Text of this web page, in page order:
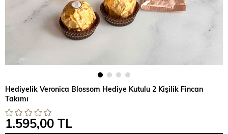
Hediyelik Veronica Blossom Hediye Kutulu 2 Kişilik Fincan
Takımı
1.595,00 TL